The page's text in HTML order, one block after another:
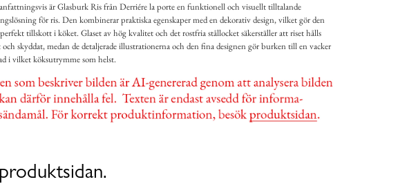
är Glasburk Ris från Derriére la porte en funktionell och visuellt tilltalande
för ris. Den kombinerar praktiska egenskaper med en dekorativ design, vilket gör den
tillskott i köket. Glaset av hög kvalitet och det rostfria stållocket säkerställer att riset hålls
och skyddat, medan de detaljerade illustrationerna och den fina designen gör burken till en vacker
i vilket köksutrymme som helst.